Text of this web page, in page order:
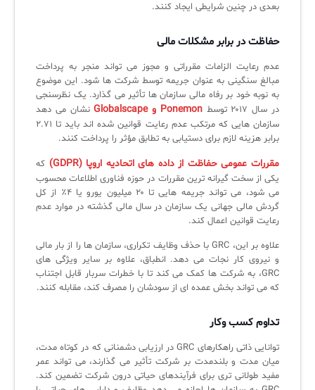
بعدی در چنین شرایطی ایجاد کنند.
حفاظت در برابر مشکلات مالی
عدم رعایت الزامات مقرراتی و مجوز می تواند منجر به پرداخت
مبالغ سنگینی به عنوان جریمه توسط شرکت ها شود. این موضوع
به نوبه خود بر رفاه مالی سازمان ها تأثیر می گذارد. یک نظرسنجی
در سال ۲۰۱۷ توسط
Ponemon و Globalscape
نشان می دهد
سازمان هایی که مرتکب عدم رعایت قوانین شده اند باید تا ۲.۷۱
برابر هزینه لازم برای دستیابی به تطابق مؤثر را پرداخت کنند.
مقررات عمومی حفاظت از داده های اتحادیه اروپا (GDPR)
که
یکی از سخت گیرانه ترین مقررات در حوزه فناوری اطلاعات محسوب
می شود، می تواند جریمه هایی تا ۲۰ میلیون یورو یا ۴٪ از کل
گردش مالی جهانی یک سازمان در سال مالی گذشته در موارد عدم
رعایت قوانین اعمال کند.
علاوه بر این، GRC با حذف وظایف تکراری، سازمان ها را از بار مالی
و نیروی کار نجات می دهد. انطباق، علاوه بر سایر ویژگی های
GRC، به شرکت ها کمک می کند تا با خطرات سربار قابل اجتناب
که می تواند بخش عمده ای از سودشان را مصرف کند، مقابله کنند.
تداوم کسب وکار
توانایی ذاتی راهکارهای GRC در ارزیابی دشمنانی که در کوتاه مدت،
میان مدت و بلندمدت بر شرکت تأثیر می گذارند، می تواند عمر
مفید طولانی تری برای فرآیندهای حیاتی درون شرکت تضمین کند.